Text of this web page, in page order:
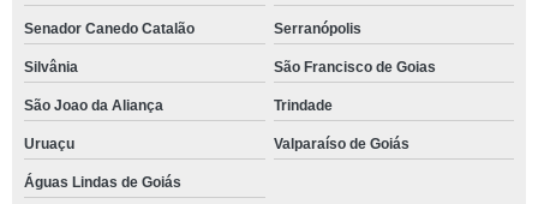
Senador Canedo Catalão Serranópolis
Silvânia São Francisco de Goias
São Joao da Aliança Trindade
Uruaçu Valparaíso de Goiás
Águas Lindas de Goiás